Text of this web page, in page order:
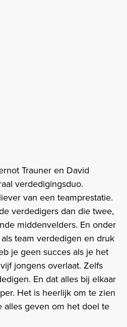
Trauner en David
verdedigingsduo.
van een teamprestatie.
verdedigers dan die twee,
middenvelders. En onder
team verdedigen en druk
je geen succes als je het
jongens overlaat. Zelfs
En dat alles bij elkaar
Het is heerlijk om te zien
alles geven om het doel te